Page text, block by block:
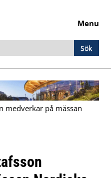
Menu
medverkar på mässan